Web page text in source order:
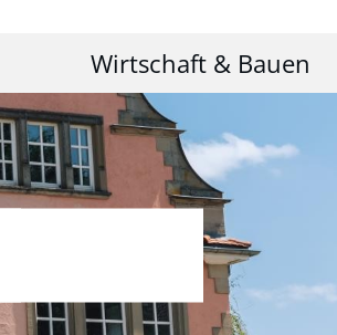
Wirtschaft & Bauen